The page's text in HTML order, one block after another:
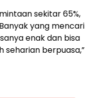
sekitar 65%,
yang mencari
enak dan bisa
seharian berpuasa,”